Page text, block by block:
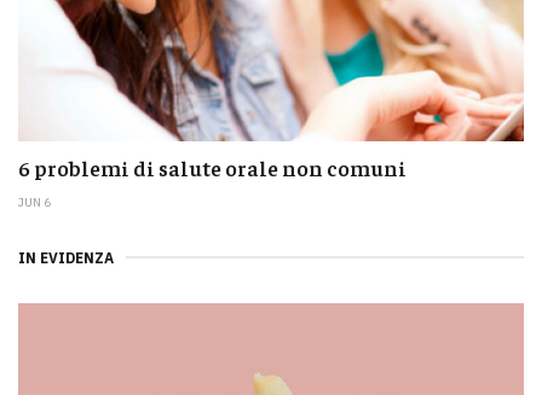
6 problemi di salute orale non comuni
JUN 6
IN EVIDENZA